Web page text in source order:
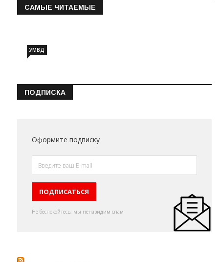
САМЫЕ ЧИТАЕМЫЕ
УМВД
ПОДПИСКА
Оформите подписку
Не беспокойтесь, мы ненавидим спам